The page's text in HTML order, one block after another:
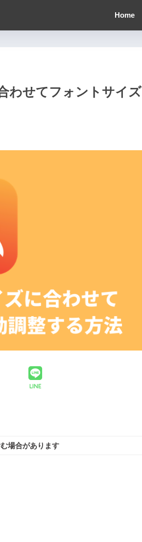
Home
わせてフォントサイズ
LINE
場合があります